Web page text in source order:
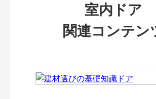
室内ドア
関連コンテン